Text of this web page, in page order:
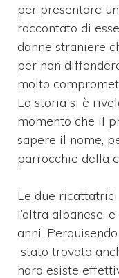
per presentare
raccontato di
donne straniere
per non
molto
La storia si è
momento che il
sapere il nome,
parrocchie della
Le due ricattatrici
l’altra albanese,
anni.
stato trovato
hard esiste